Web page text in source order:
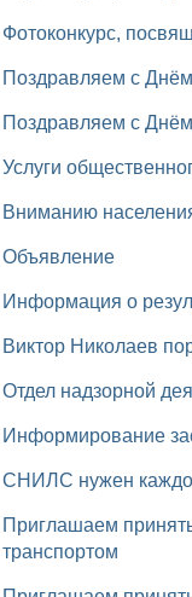
Фотоконкурс,
Поздравляем с
Поздравляем с
Услуги
Вниманию
Объявление
Информация о
Виктор Николаев
Отдел надзорной
Информирование
СНИЛС нужен
Приглашаем принять участие в осуществлении коммерческих пассажирских перевозок речным
транспортом